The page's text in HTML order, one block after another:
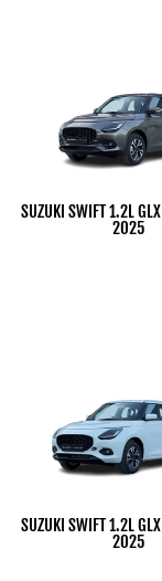
SUZUKI SWIFT 1.2L
2025
SUZUKI SWIFT 1.2L
2025